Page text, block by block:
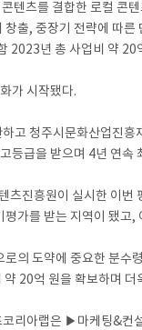
텐츠를 결합한 로컬 콘
출, 중장기 전략에 따른
2023년 총 사업비 약 20
가 시작됐다.
고 청주시문화산업진
등급을 받으며 4년 연속
츠진흥원이 실시한 이번
평가를 받는 지역이 됐고
로의 도약에 중요한 분
20억 원을 확보하며 더
코리아랩은 ▶마케팅&컨